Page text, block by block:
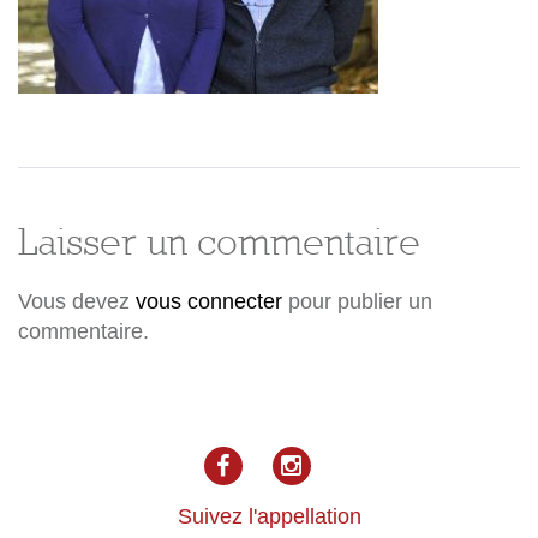
Laisser un commentaire
Vous devez vous connecter pour publier un
commentaire.
facebookInstagram
Suivez l'appellation